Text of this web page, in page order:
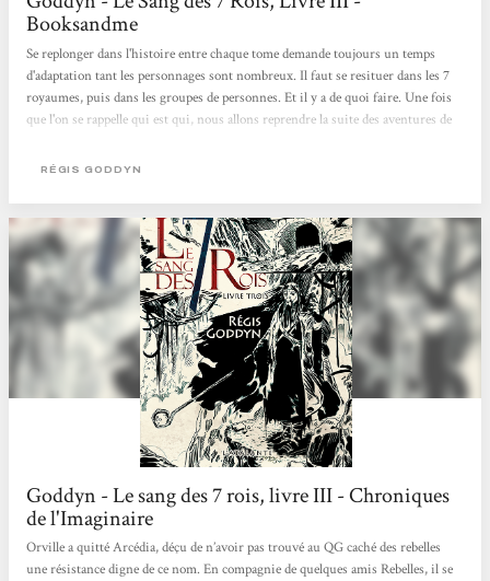
Booksandme
Se replonger dans l'histoire entre chaque tome demande toujours un temps
d'adaptation tant les personnages sont nombreux. Il faut se resituer dans les 7
royaumes, puis dans les groupes de personnes. Et il y a de quoi faire. Une fois
que l'on se rappelle qui est qui, nous allons reprendre la suite des aventures de
des aventures entamées de chaque personnage. [...] C'est l'une des richesses de
sont quand même expliquées : on en apprend un peu plus sur le sang bleu et les
mages. Mais il ne faut pas...
RÉGIS GODDYN
Goddyn - Le sang des 7 rois, livre III - Chroniques
de l'Imaginaire
Orville a quitté Arcédia, déçu de n’avoir pas trouvé au QG caché des rebelles
une résistance digne de ce nom. En compagnie de quelques amis Rebelles, il se